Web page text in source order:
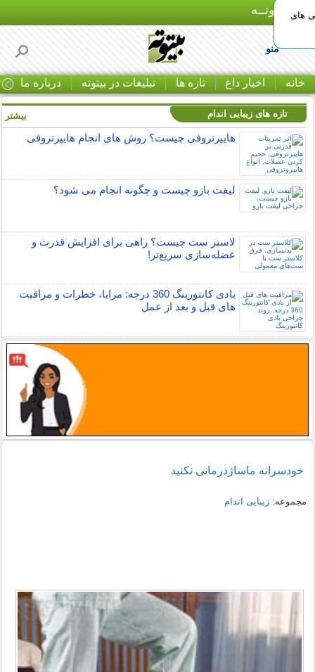
بـیتوتــه
منو
خانه اخبار داغ تازه ها تبلیغات در بیتوته درباره ما
های
تازه های زیبایی اندام
هایپرتروفی چیست؟ روش های انجام هایپرتروفی
لیفت بازو چیست و چگونه انجام می شود؟
لاستر ست چیست؟ راهی برای افزایش قدرت و
عضله‌سازی سریع‌تر!
بادی کانتورینگ 360 درجه: مزایا، خطرات و مراقبت
های قبل و بعد از عمل
بیشتر
خودسرانه ماساژدرمانی نکنید
مجموعه:زیبایی اندام